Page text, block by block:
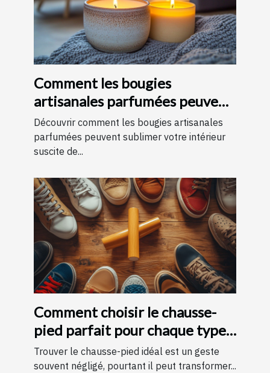
Comment les bougies
artisanales parfumées peuvent
améliorer votre intérieur
Découvrir comment les bougies artisanales
parfumées peuvent sublimer votre intérieur
suscite de...
Comment choisir le chausse-
pied parfait pour chaque type
de chaussure
Trouver le chausse-pied idéal est un geste
souvent négligé, pourtant il peut transformer...